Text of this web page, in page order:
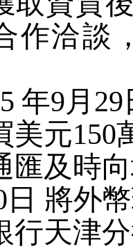
作洽談
年9月 29
美元150
匯及時
日 將外
行天津